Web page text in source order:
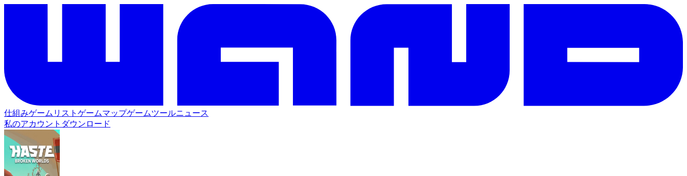
仕組みゲームリスト ゲームマップゲームツールニュース
私のアカウント ダウンロード